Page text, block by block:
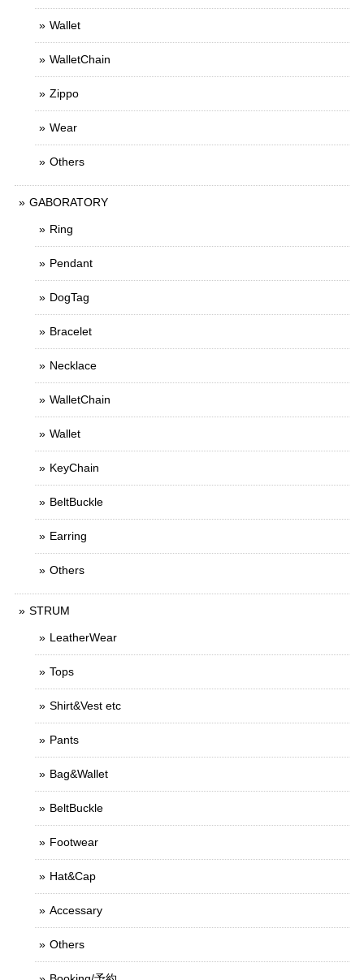
Wallet
WalletChain
Zippo
Wear
Others
GABORATORY
Ring
Pendant
DogTag
Bracelet
Necklace
WalletChain
Wallet
KeyChain
BeltBuckle
Earring
Others
STRUM
LeatherWear
Tops
Shirt&Vest etc
Pants
Bag&Wallet
BeltBuckle
Footwear
Hat&Cap
Accessary
Others